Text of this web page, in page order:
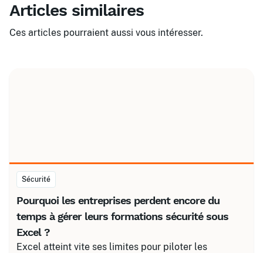
Articles similaires
Ces articles pourraient aussi vous intéresser.
Sécurité
Pourquoi les entreprises perdent encore du
temps à gérer leurs formations sécurité sous
Excel ?
Excel atteint vite ses limites pour piloter les